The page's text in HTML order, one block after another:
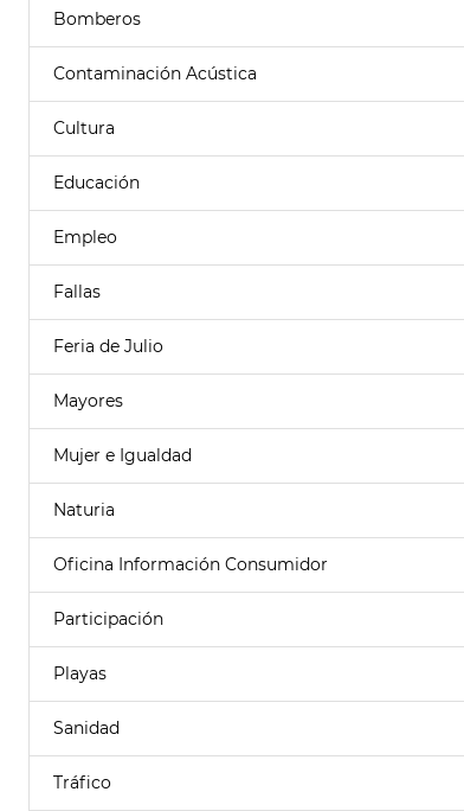
Bomberos
Contaminación Acústica
Cultura
Educación
Empleo
Fallas
Feria de Julio
Mayores
Mujer e Igualdad
Naturia
Oficina Información Consumidor
Participación
Playas
Sanidad
Tráfico